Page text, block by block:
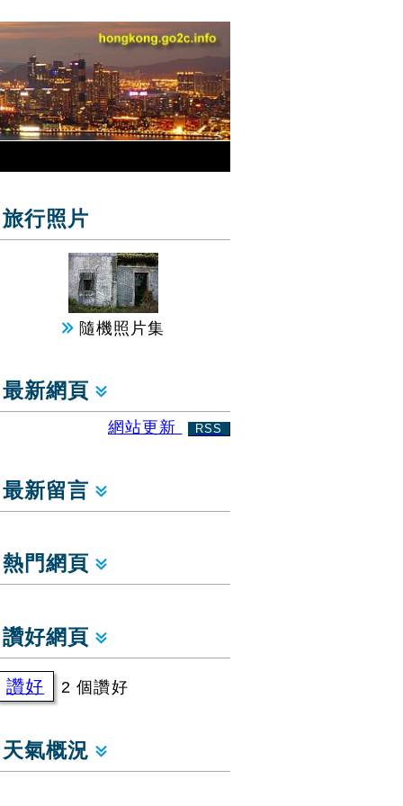
旅行照片
隨機照片集
最新網頁
網站更新 RSS
最新留言
熱門網頁
讚好網頁
讚好 2 個讚好
天氣概況